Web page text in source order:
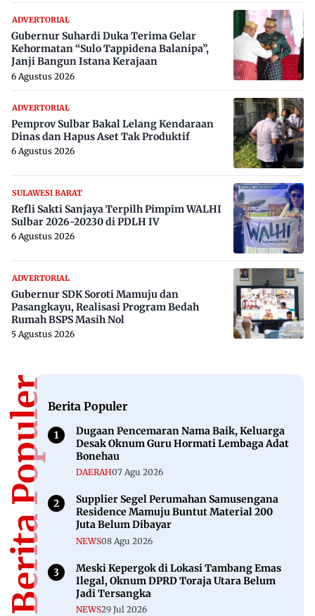
ADVERTORIAL
Gubernur Suhardi Duka Terima Gelar
Kehormatan “Sulo Tappidena Balanipa”,
Janji Bangun Istana Kerajaan
6 Agustus 2026
ADVERTORIAL
Pemprov Sulbar Bakal Lelang Kendaraan
Dinas dan Hapus Aset Tak Produktif
6 Agustus 2026
SULAWESI BARAT
Refli Sakti Sanjaya Terpilh Pimpim WALHI
Sulbar 2026-20230 di PDLH IV
6 Agustus 2026
ADVERTORIAL
Gubernur SDK Soroti Mamuju dan
Pasangkayu, Realisasi Program Bedah
Rumah BSPS Masih Nol
5 Agustus 2026
Berita PopulerBerita Populer
Dugaan Pencemaran Nama Baik, Keluarga
Desak Oknum Guru Hormati Lembaga Adat
Bonehau
DAERAH07 Agu 2026
Supplier Segel Perumahan Samusengana
Residence Mamuju Buntut Material 200
Juta Belum Dibayar
NEWS08 Agu 2026
Meski Kepergok di Lokasi Tambang Emas
Ilegal, Oknum DPRD Toraja Utara Belum
Jadi Tersangka
NEWS29 Jul 2026